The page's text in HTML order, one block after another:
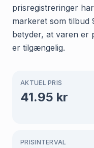
prisregistreringer
markeret som tilbud
betyder, at varen er
er tilgængelig.
AKTUEL PRIS
41.95 kr
PRISINTERVAL